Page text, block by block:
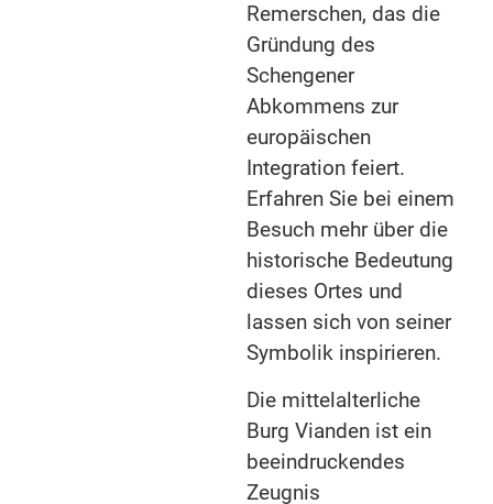
Remerschen, das die
Gründung des
Schengener
Abkommens zur
europäischen
Integration feiert.
Erfahren Sie bei einem
Besuch mehr über die
historische Bedeutung
dieses Ortes und
lassen sich von seiner
Symbolik inspirieren.
Die mittelalterliche
Burg Vianden ist ein
beeindruckendes
Zeugnis